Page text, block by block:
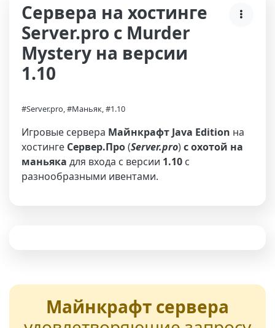
Сервера на хостинге
Server.pro с Murder
Mystery на версии
1.10
#Server.pro, #Маньяк, #1.10
Игровые сервера Майнкрафт Java Edition на
хостинге Сервер.Про(Server.pro)с охотой на
маньяка для входа с версии 1.10 с
разнообразными ивентами.
Майнкрафт сервера